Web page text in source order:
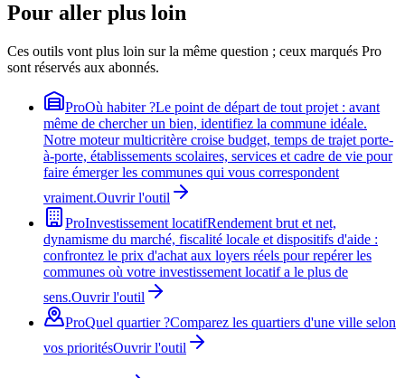
Pour aller plus loin
Ces outils vont plus loin sur la même question ; ceux marqués Pro
sont réservés aux abonnés.
ProOù habiter ?Le point de départ de tout projet : avant
même de chercher un bien, identifiez la commune idéale.
Notre moteur multicritère croise budget, temps de trajet porte-
à-porte, établissements scolaires, services et cadre de vie pour
faire émerger les communes qui vous correspondent
vraiment.Ouvrir l'outil
ProInvestissement locatifRendement brut et net,
dynamisme du marché, fiscalité locale et dispositifs d'aide :
confrontez le prix d'achat aux loyers réels pour repérer les
communes où votre investissement locatif a le plus de
sens.Ouvrir l'outil
ProQuel quartier ?Comparez les quartiers d'une ville selon
vos prioritésOuvrir l'outil